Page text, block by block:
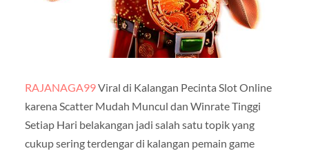
RAJANAGA99Viral di Kalangan Pecinta Slot Online
karena Scatter Mudah Muncul dan Winrate Tinggi
Setiap Hari belakangan jadi salah satu topik yang
cukup sering terdengar di kalangan pemain game